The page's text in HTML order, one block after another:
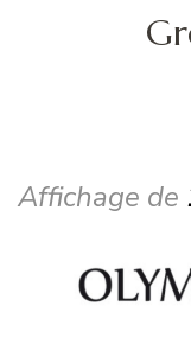
Affichage de